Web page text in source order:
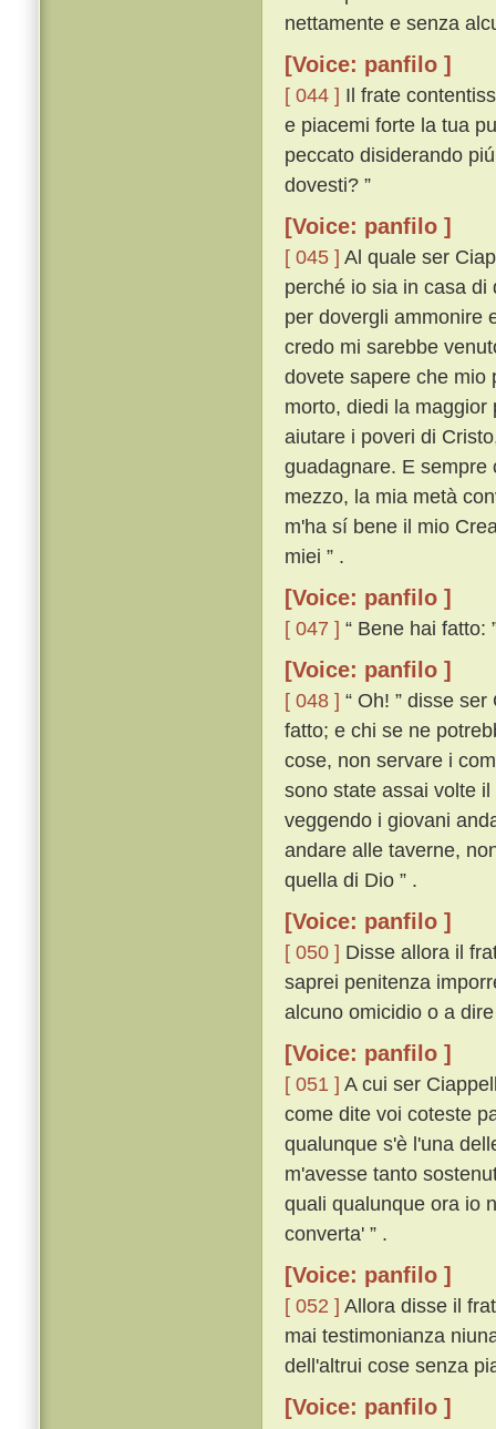
nettamente e senza
[Voice: panfilo ]
[ 044 ] Il frate
e piacemi forte la tua
peccato disiderando
dovesti? ”
[Voice: panfilo ]
[ 045 ] Al quale ser
perché io sia in casa
per dovergli ammonire
credo mi sarebbe
dovete sapere che mio
morto, diedi la
aiutare i poveri di
guadagnare. E sempre
mezzo, la mia metà
m'ha sí bene il mio
miei ” .
[Voice: panfilo ]
[ 047 ] “ Bene hai fatto:
[Voice: panfilo ]
[ 048 ] “ Oh! ” disse
fatto; e chi se ne
cose, non servare i
sono state assai volte
veggendo i giovani
andare alle taverne,
quella di Dio ” .
[Voice: panfilo ]
[ 050 ] Disse allora il
saprei penitenza
alcuno omicidio o a
[Voice: panfilo ]
[ 051 ] A cui ser
come dite voi coteste
qualunque s'è l'una
m'avesse tanto
quali qualunque ora io
converta' ” .
[Voice: panfilo ]
[ 052 ] Allora disse il
mai testimonianza
dell'altrui cose senza
[Voice: panfilo ]